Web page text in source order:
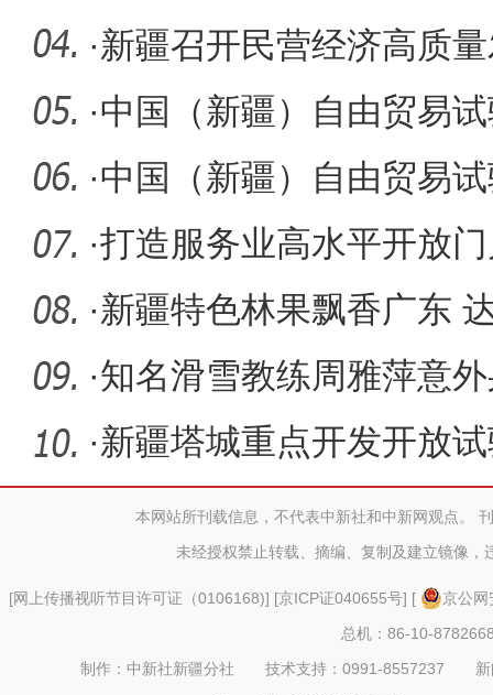
岸迎来出
·新疆召开民营经济高质
·中国（新疆）自由贸易
首个项目
·中国（新疆）自由贸易
·打造服务业高水平开放
贸试验区
·新疆特色林果飘香广东
亿元
·知名滑雪教练周雅萍意
在调查事
·新疆塔城重点开发开放
发展区企
本网站所刊载信息，不代表中新社和中新网观点。
未经授权禁止转载、摘编、复制及建立镜像，
[网上传播视听节目许可证（0106168)] [京ICP证040655号] [
京公
总机：86-10-
制作：中新社新疆分社 技术支持：0991-8557237